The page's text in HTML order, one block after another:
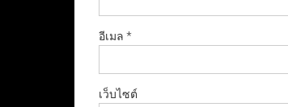
อีเมล *
เว็บไซต์